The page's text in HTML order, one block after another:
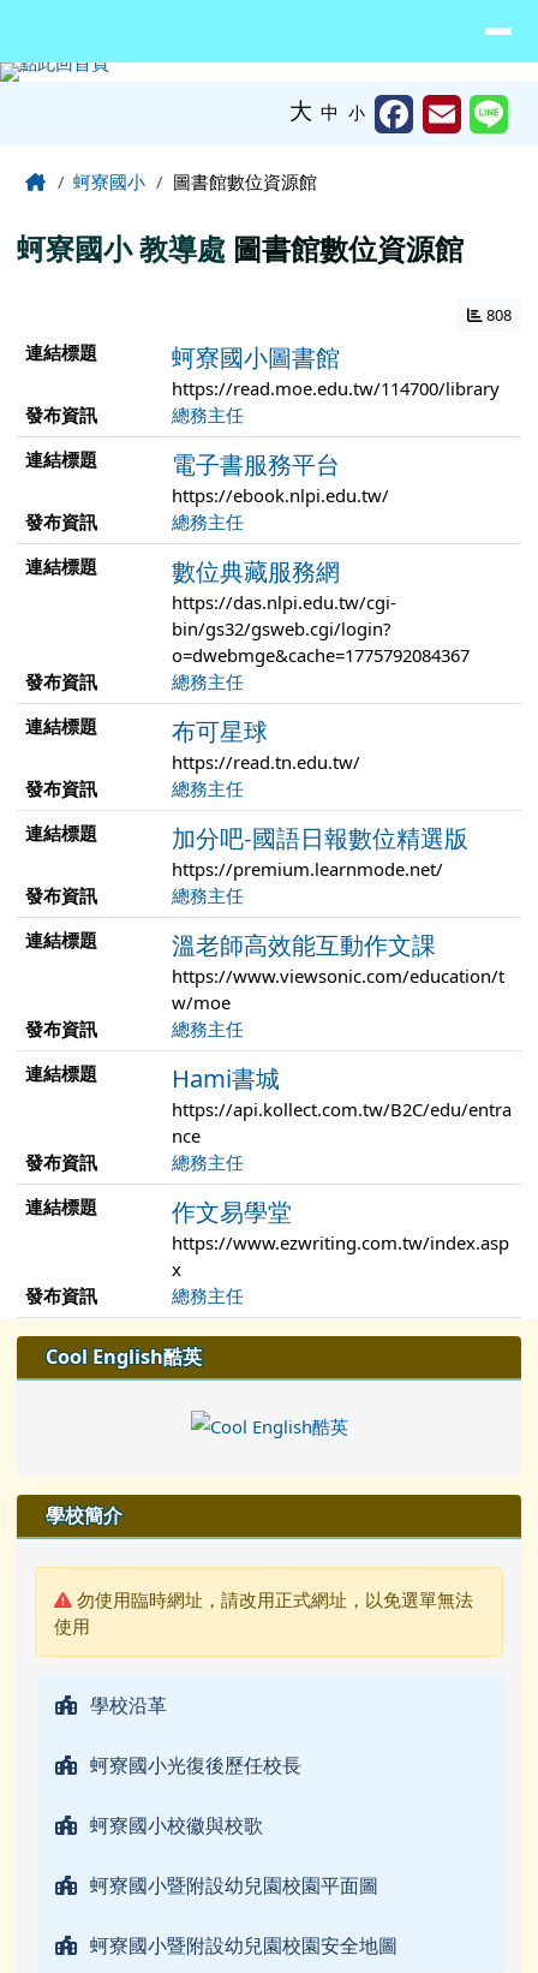
大 中 小
Home蚵寮國小 圖書館數位資源館
蚵寮國小教導處 圖書館數位資源館
808
連結列表
連結標題 蚵寮國小圖書館
https://read.moe.edu.tw/114700/library
發布資訊
總務主任
連結標題
電子書服務平台
https://ebook.nlpi.edu.tw/
發布資訊
總務主任
連結標題
數位典藏服務網
https://das.nlpi.edu.tw/cgi-
bin/gs32/gsweb.cgi/login?
o=dwebmge&cache=1775792084367
發布資訊
總務主任
連結標題
布可星球
https://read.tn.edu.tw/
發布資訊
總務主任
連結標題
加分吧-國語日報數位精選版
https://premium.learnmode.net/
發布資訊
總務主任
連結標題
溫老師高效能互動作文課
https://www.viewsonic.com/education/t
w/moe
發布資訊
總務主任
連結標題
Hami書城
https://api.kollect.com.tw/B2C/edu/entra
nce
發布資訊
總務主任
連結標題
作文易學堂
https://www.ezwriting.com.tw/index.asp
x
發布資訊
總務主任
左邊區域內容
Cool English酷英
學校簡介
警告:
勿使用臨時網址，請改用正式網址，以免選單無法
使用
學校沿革
蚵寮國小光復後歷任校長
蚵寮國小校徽與校歌
蚵寮國小暨附設幼兒園校園平面圖
蚵寮國小暨附設幼兒園校園安全地圖